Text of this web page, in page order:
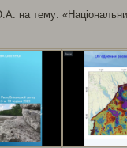
на тему: